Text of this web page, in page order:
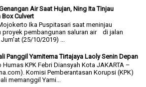
Air Saat Hujan, Ning Ita Tinjau
Box Culvert
Ika Puspitasari saat meninjau
proyek pembangunan saluran air di jalan
(25/10/2019) ...
Panggil Yamitema Tirtajaya Laoly Senin Depan
Humas KPK Febri Diansyah Kota JAKARTA –
Komisi Pemberantasan Korupsi (KPK)
memanggil Yami...